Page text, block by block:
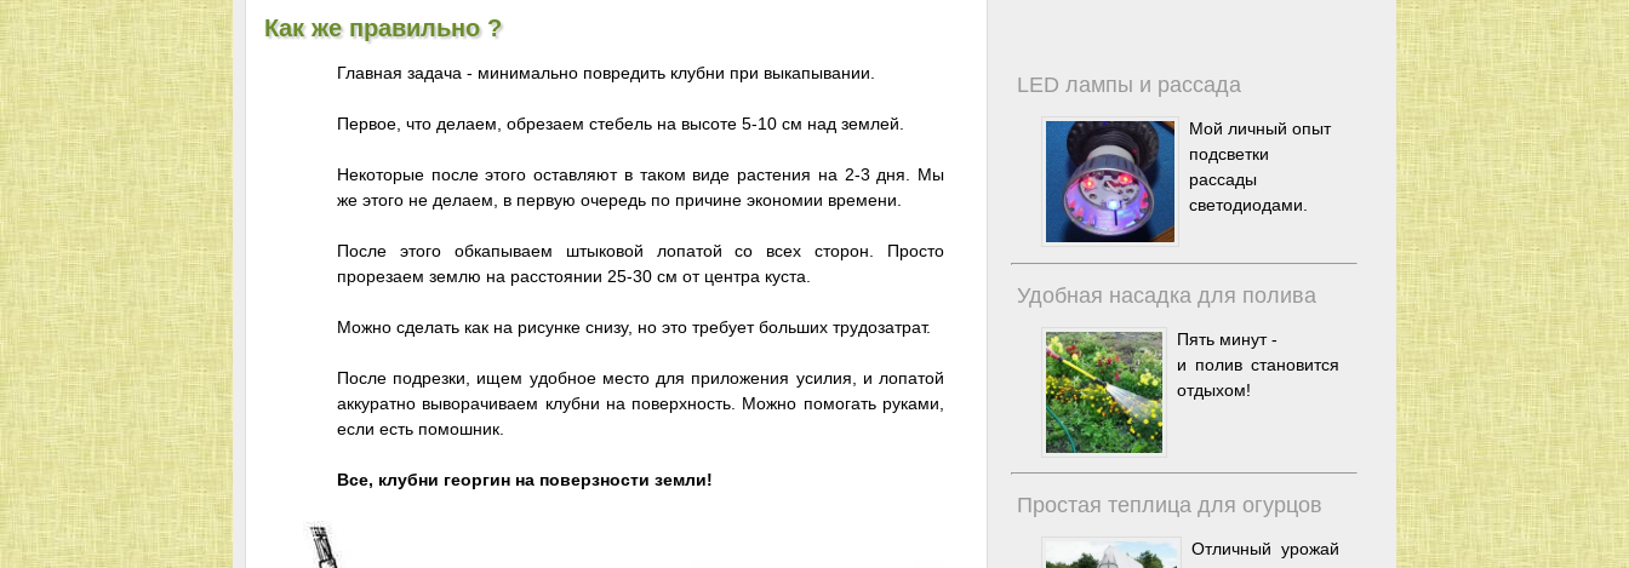
Как же правильно ?
Главная задача - минимально повредить клубни при выкапывании.
Первое, что делаем, обрезаем стебель на высоте 5-10 см над землей.
Некоторые после этого оставляют в таком виде растения на 2-3 дня. Мы
же этого не делаем, в первую очередь по причине экономии времени.
После этого обкапываем штыковой лопатой со всех сторон. Просто
прорезаем землю на расстоянии 25-30 см от центра куста.
Можно сделать как на рисунке снизу, но это требует больших трудозатрат.
После подрезки, ищем удобное место для приложения усилия, и лопатой
аккуратно выворачиваем клубни на поверхность. Можно помогать руками,
если есть помошник.
Все, клубни георгин на поверзности земли!
LED лампы и рассада
Мой личный опыт
подсветки
рассады
светодиодами.
Удобная насадка для полива
Пять минут -
и полив становится
отдыхом!
Простая теплица для огурцов
Отличный урожай